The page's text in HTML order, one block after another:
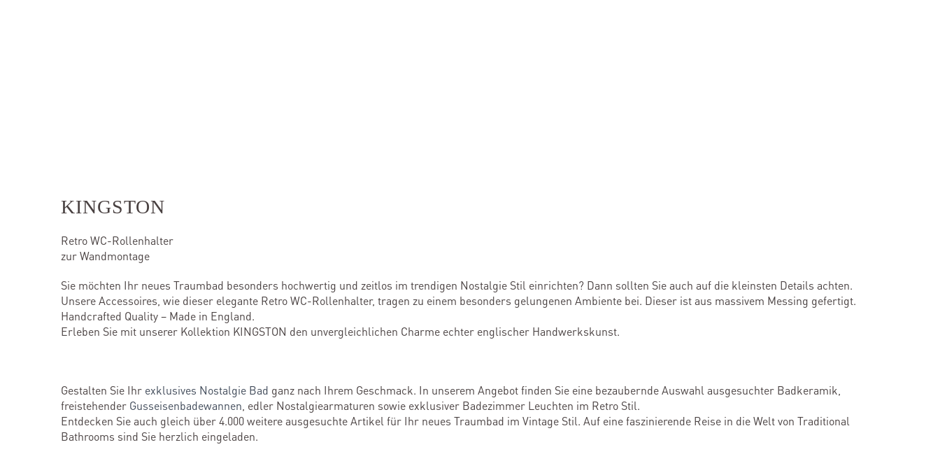
KINGSTON
Retro WC-Rollenhalter
zur Wandmontage
Sie möchten Ihr neues Traumbad besonders hochwertig und zeitlos im trendigen Nostalgie Stil einrichten? Dann sollten Sie auch auf die kleinsten Details achten.
Unsere Accessoires, wie dieser elegante Retro WC-Rollenhalter, tragen zu einem besonders gelungenen Ambiente bei. Dieser ist aus massivem Messing gefertigt.
Handcrafted Quality – Made in England.
Erleben Sie mit unserer Kollektion KINGSTON den unvergleichlichen Charme echter englischer Handwerkskunst.
Gestalten Sie Ihr exklusives Nostalgie Bad ganz nach Ihrem Geschmack. In unserem Angebot finden Sie eine bezaubernde Auswahl ausgesuchter Badkeramik,
freistehender Gusseisenbadewannen , edler Nostalgiearmaturen sowie exklusiver Badezimmer Leuchten im Retro Stil.
Entdecken Sie auch gleich über 4.000 weitere ausgesuchte Artikel für Ihr neues Traumbad im Vintage Stil. Auf eine faszinierende Reise in die Welt von Traditional
Bathrooms sind Sie herzlich eingeladen.